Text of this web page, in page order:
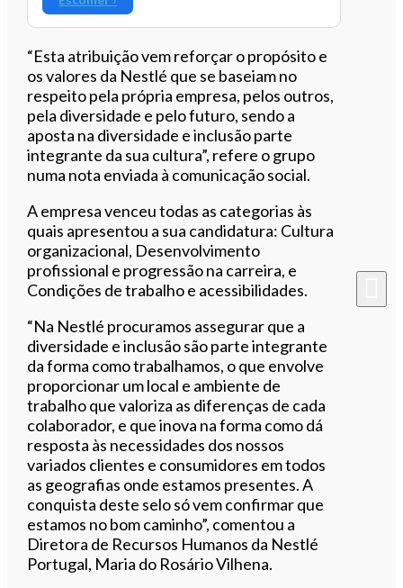
“Esta atribuição vem reforçar o propósito e
os valores da Nestlé que se baseiam no
respeito pela própria empresa, pelos outros,
pela diversidade e pelo futuro, sendo a
aposta na diversidade e inclusão parte
integrante da sua cultura”, refere o grupo
numa nota enviada à comunicação social.
A empresa venceu todas as categorias às
quais apresentou a sua candidatura: Cultura
organizacional, Desenvolvimento
profissional e progressão na carreira, e
Condições de trabalho e acessibilidades.
“Na Nestlé procuramos assegurar que a
diversidade e inclusão são parte integrante
da forma como trabalhamos, o que envolve
proporcionar um local e ambiente de
trabalho que valoriza as diferenças de cada
colaborador, e que inova na forma como dá
resposta às necessidades dos nossos
variados clientes e consumidores em todos
as geografias onde estamos presentes. A
conquista deste selo só vem confirmar que
estamos no bom caminho”, comentou a
Diretora de Recursos Humanos da Nestlé
Portugal, Maria do Rosário Vilhena.